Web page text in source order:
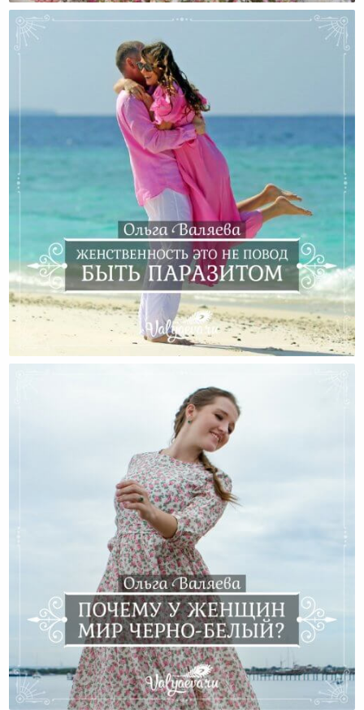
Женственность Это Не Повод Быть Паразитом
Почему У Женщин Мир Черно-Белый?